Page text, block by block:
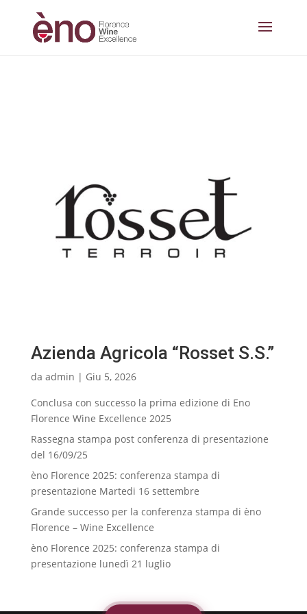
Azienda Agricola “Rosset S.S.”
da admin | Giu 5, 2026
Conclusa con successo la prima edizione di Eno
Florence Wine Excellence 2025
Rassegna stampa post conferenza di presentazione
del 16/09/25
èno Florence 2025: conferenza stampa di
presentazione Martedi 16 settembre
Grande successo per la conferenza stampa di èno
Florence – Wine Excellence
èno Florence 2025: conferenza stampa di
presentazione lunedì 21 luglio